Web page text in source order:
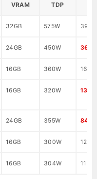
VRAM TDP
32GB 575W
24GB 450W
16GB 360W
16GB 320W
24GB 355W
16GB 300W
16GB 304W